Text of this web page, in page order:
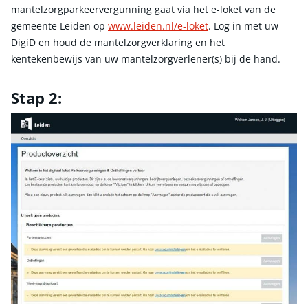
mantelzorgparkeervergunning gaat via het e-loket van de
gemeente Leiden op www.leiden.nl/e-loket. Log in met uw
DigiD en houd de mantelzorgverklaring en het
kentekenbewijs van uw mantelzorgverlener(s) bij de hand.
Stap 2: